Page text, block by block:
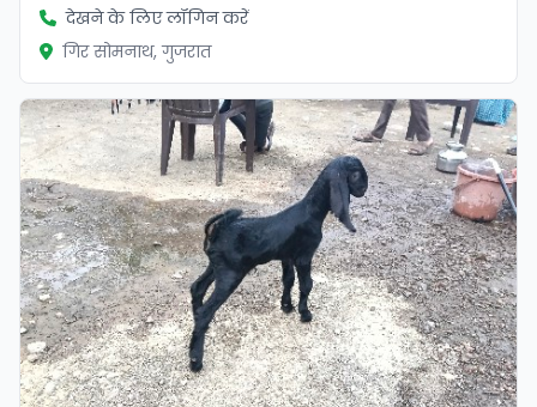
देखने के लिए लॉगिन करें
गिर सोमनाथ, गुजरात